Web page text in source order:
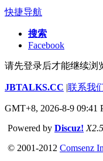
快捷导航
搜索
Facebook
请先登录后才能继续浏
JBTALKS.CC |联系我
GMT+8, 2026-8-9 09:41
Powered by Discuz! X2.5
© 2001-2012 Comsenz